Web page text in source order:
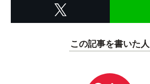
この記事を書いた人